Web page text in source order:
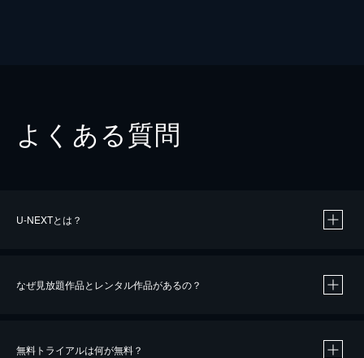
よくある質問
U-NEXTとは？
なぜ見放題作品とレンタル作品があるの？
無料トライアルは何が無料？